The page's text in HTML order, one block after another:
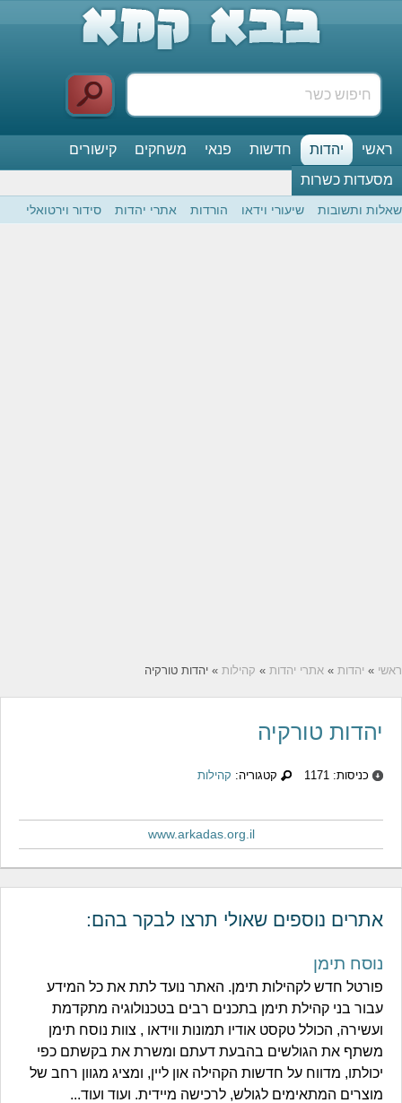
ראשי יהדות חדשות פנאי משחקים
קישורים
מסעדות כשרות
שאלות ותשובות שיעורי וידאו הורדות אתרי יהדות סידור וירטואלי
ראשי » יהדות » אתרי יהדות » קהילות » יהדות טורקיה
יהדות טורקיה
כניסות: 1171 קטגוריה: קהילות
www.arkadas.org.il
אתרים נוספים שאולי תרצו לבקר בהם:
נוסח תימן
פורטל חדש לקהילות תימן. האתר נועד לתת את כל המידע
עבור בני קהילת תימן בתכנים רבים בטכנולוגיה מתקדמת
ועשירה, הכולל טקסט אודיו תמונות ווידאו , צוות נוסח תימן
משתף את הגולשים בהבעת דעתם ומשרת את בקשתם כפי
יכולתו, מדווח על חדשות הקהילה און ליין, ומציג מגוון רחב של
מוצרים המתאימים לגולש, לרכישה מיידית. ועוד ועוד...